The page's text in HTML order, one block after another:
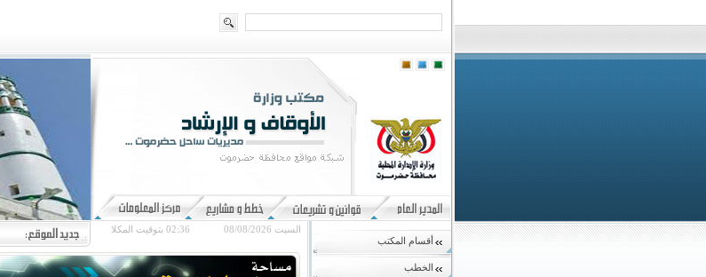
السبت 08/08/2026 02:36 بتوقيت المكلا
أقسام المكتب
الخطب